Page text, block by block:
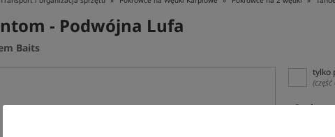
- Podwójna Lufa
Baits
tylko
Opcja